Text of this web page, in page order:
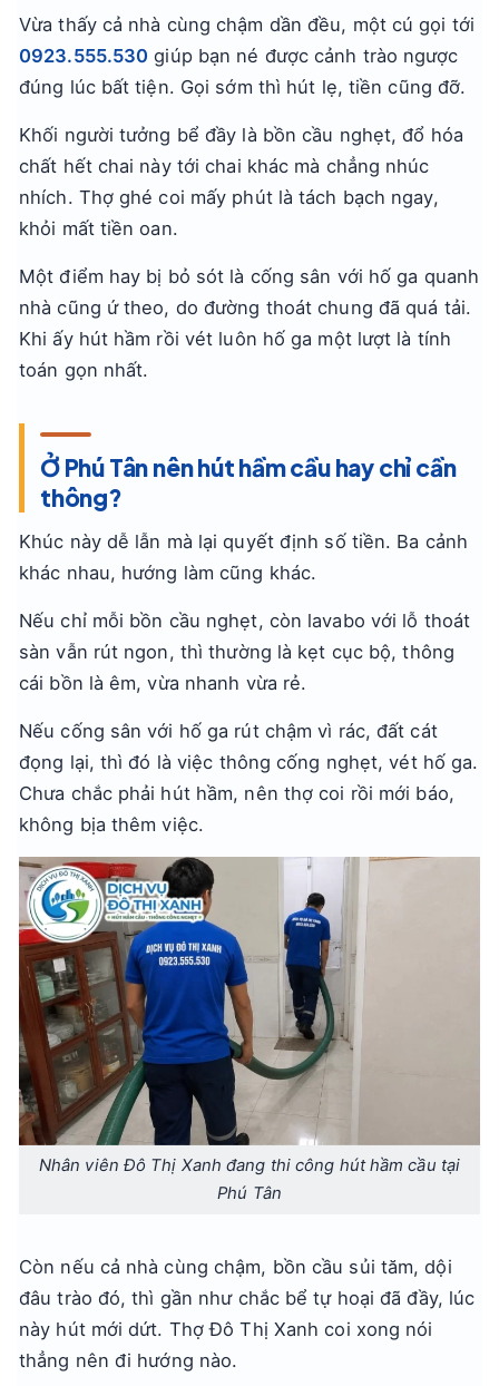
Vừa thấy cả nhà cùng chậm dần đều, một cú gọi tới
0923.555.530 giúp bạn né được cảnh trào ngược
đúng lúc bất tiện. Gọi sớm thì hút lẹ, tiền cũng đỡ.
Khối người tưởng bể đầy là bồn cầu nghẹt, đổ hóa
chất hết chai này tới chai khác mà chẳng nhúc
nhích. Thợ ghé coi mấy phút là tách bạch ngay,
khỏi mất tiền oan.
Một điểm hay bị bỏ sót là cống sân với hố ga quanh
nhà cũng ứ theo, do đường thoát chung đã quá tải.
Khi ấy hút hầm rồi vét luôn hố ga một lượt là tính
toán gọn nhất.
Ở Phú Tân nên hút hầm cầu hay chỉ cần
thông?
Khúc này dễ lẫn mà lại quyết định số tiền. Ba cảnh
khác nhau, hướng làm cũng khác.
Nếu chỉ mỗi bồn cầu nghẹt, còn lavabo với lỗ thoát
sàn vẫn rút ngon, thì thường là kẹt cục bộ, thông
cái bồn là êm, vừa nhanh vừa rẻ.
Nếu cống sân với hố ga rút chậm vì rác, đất cát
đọng lại, thì đó là việc thông cống nghẹt, vét hố ga.
Chưa chắc phải hút hầm, nên thợ coi rồi mới báo,
không bịa thêm việc.
Nhân viên Đô Thị Xanh đang thi công hút hầm cầu tại
Phú Tân
Còn nếu cả nhà cùng chậm, bồn cầu sủi tăm, dội
đâu trào đó, thì gần như chắc bể tự hoại đã đầy, lúc
này hút mới dứt. Thợ Đô Thị Xanh coi xong nói
thẳng nên đi hướng nào.